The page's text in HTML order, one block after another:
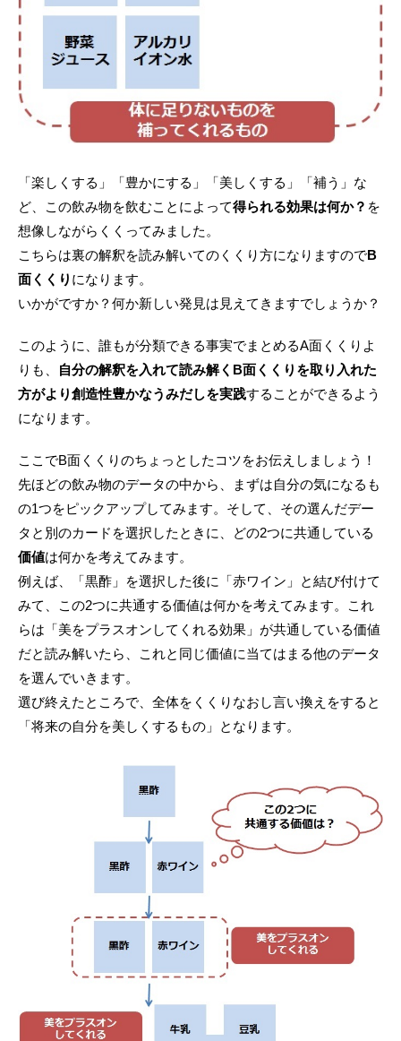
「楽しくする」「豊かにする」「美しくする」「補う」な
ど、この飲み物を飲むことによって得られる効果は何か？ を
想像しながらくくってみました。
こちらは裏の解釈を読み解いてのくくり方になりますのでB
面くくり になります。
いかがですか？何か新しい発見は見えてきますでしょうか？
このように、誰もが分類できる事実でまとめるA面くくりよ
りも、
自分の解釈を入れて読み解くB面くくりを取り入れた
方がより創造性豊かなうみだしを実践することができるよう
になります。
ここでB面くくりのちょっとしたコツをお伝えしましょう！
先ほどの飲み物のデータの中から、まずは自分の気になるも
の1つをピックアップしてみます。そして、その選んだデー
タと別のカードを選択したときに、どの2つに共通している
価値は何かを考えてみます。
例えば、「黒酢」を選択した後に「赤ワイン」と結び付けて
みて、この2つに共通する価値は何かを考えてみます。これ
らは「美をプラスオンしてくれる効果」が共通している価値
だと読み解いたら、これと同じ価値に当てはまる他のデータ
を選んでいきます。
選び終えたところで、全体をくくりなおし言い換えをすると
「将来の自分を美しくするもの」となります。